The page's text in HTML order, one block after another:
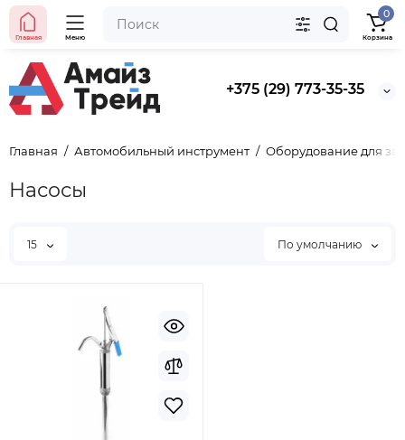
+375 (29) 773-35-35
Главная Меню
0
Корзина
Главная Автомобильный инструмент Оборудование для
Насосы
15 По умолчанию